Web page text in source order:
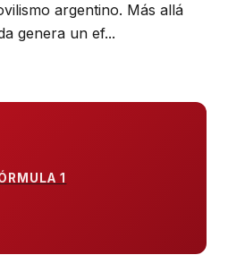
argentino. Más allá
genera un ef...
1